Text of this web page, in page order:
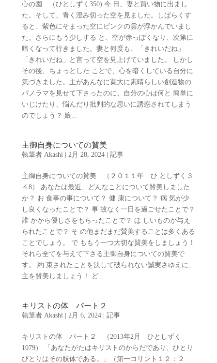
心の園 （ひとしずく350) 今 日、妻と買い物に出まし
た。そして、青く澄み切った空を見ました。しばらくす
ると、紫色にそまった空にピンクの雲が浮かんでいまし
た。さらにもう少しする と、空が赤っぽくなり、次第に
暗くなって行きました。妻と何度も、「きれいだね」
「きれいだね」と言って空を見上げていました。 しかし
その後、ちょっとした ことで、心を暗くしている自分に
気づきました。主があんなに寛大に素晴らしい創造物の
パノラマを見せて下さったのに、自分の心は何と 簡単に
いじけたり、悩んだり批判的な思いに誘惑されてしまう
のでしょう？ 娘...
主御自身についての賛美
執筆者 Akashi| 2月 28, 2024| 記事
主御自身についての賛美 （２０１１年 ひ としずく３
４8） あなたは最近、どんなことについて賛美しました
か？ お 食事の事について？ 健 康について？ 病 気が少
し良くなったことで？ 事 故なく一日を過ごせたことで？
誰 かから優しさをもらったことで？ ほ しいものが与え
られたことで？ そ の他まだまだ賛美することは多くある
ことでしょう。 で ももう一つ大切な賛美をしましょう！
それら全てを与えて下さる主御自身についての賛美で
す。 約 束されたことを決して破られない誠実さゆえに、
主を賛美しましょう！ ど...
キリストの体 パート２
執筆者 Akashi| 2月 6, 2024| 記事
キリストの体 パート２ （2013年2月 ひとしずく
1079） 「あなたがたはキリストのからだであり、ひとり
びとりはその肢体である。」（第一コリント１２：２